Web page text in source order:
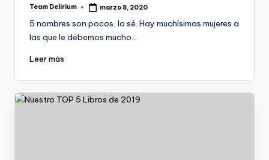
Publicado
Team Delirium marzo 8, 2020
5 nombres son pocos, lo sé. Hay muchísimas mujeres a
las que le debemos mucho…
Leer más